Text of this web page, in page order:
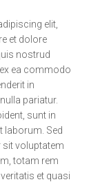
elit,
et dolore
nostrud
ea commodo
in
pariatur.
sunt in
laborum. Sed
sit voluptatem
totam rem
et quasi